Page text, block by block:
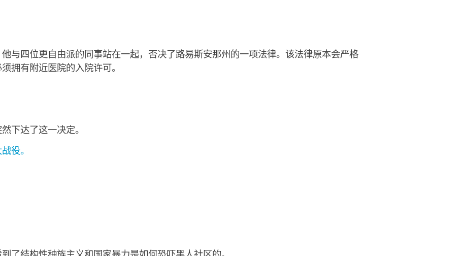
与四位更自由派的同事站在一起，否决了路易斯安那州的一项法律。该法律原本会严格
拥有附近医院的入院许可。
下达了这一决定。
役。